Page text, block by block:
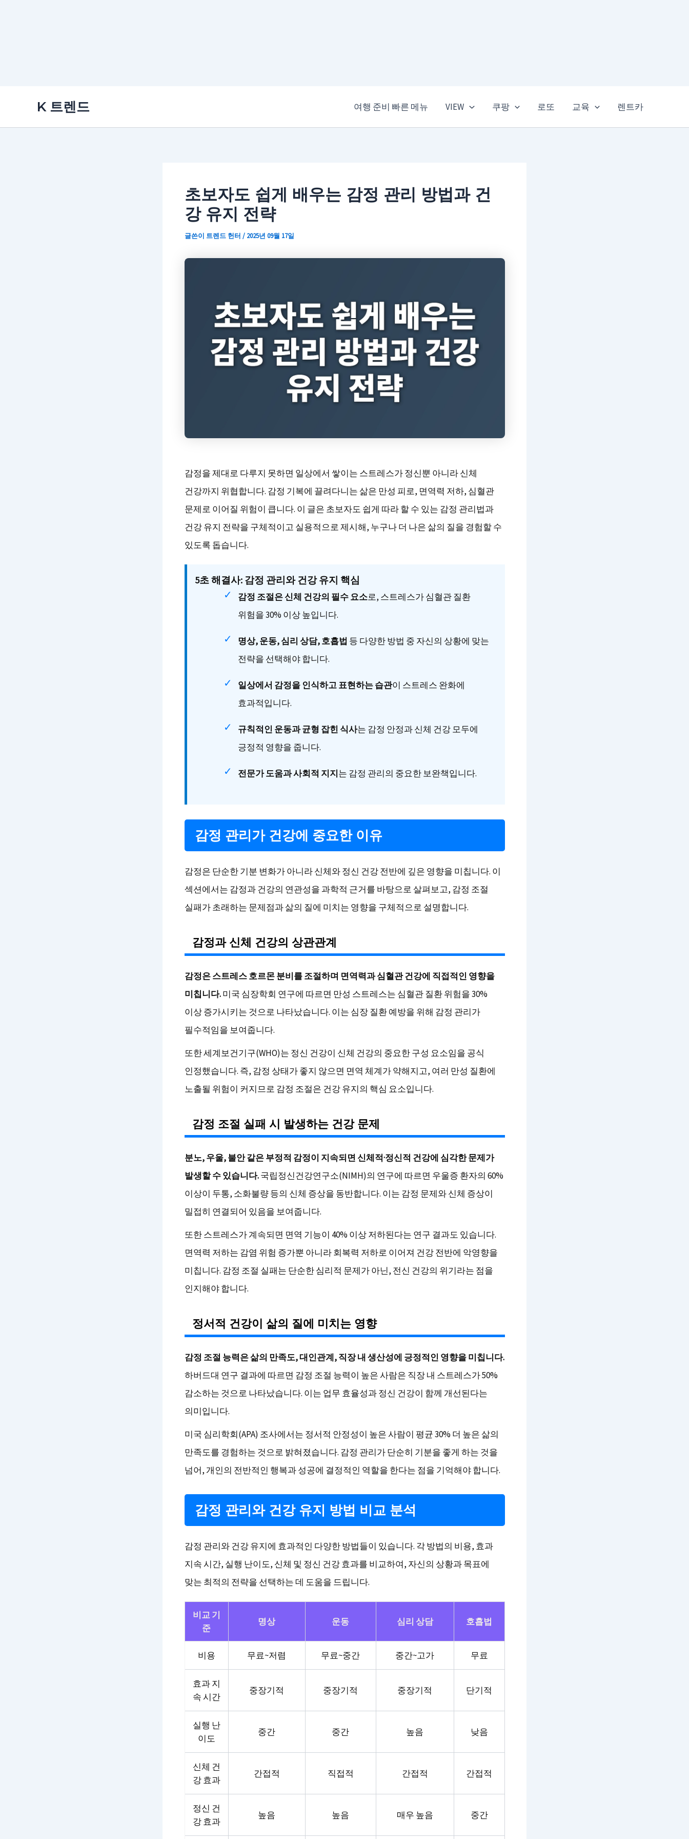
K 트렌드 여행 준비 빠른 메뉴 VIEW 쿠팡 로또 교육 렌트카
초보자도 쉽게 배우는 감정 관리 방법과 건
강 유지 전략
글쓴이 트렌드 헌터 / 2025년 09월 17일
감정을 제대로 다루지 못하면 일상에서 쌓이는 스트레스가 정신뿐 아니라 신체
건강까지 위협합니다. 감정 기복에 끌려다니는 삶은 만성 피로, 면역력 저하, 심혈관
문제로 이어질 위험이 큽니다. 이 글은 초보자도 쉽게 따라 할 수 있는 감정 관리법과
건강 유지 전략을 구체적이고 실용적으로 제시해, 누구나 더 나은 삶의 질을 경험할 수
있도록 돕습니다.
5초 해결사: 감정 관리와 건강 유지 핵심
감정 조절은 신체 건강의 필수 요소로, 스트레스가 심혈관 질환
위험을 30% 이상 높입니다.
명상, 운동, 심리 상담, 호흡법 등 다양한 방법 중 자신의 상황에 맞는
전략을 선택해야 합니다.
일상에서 감정을 인식하고 표현하는 습관이 스트레스 완화에
효과적입니다.
규칙적인 운동과 균형 잡힌 식사는 감정 안정과 신체 건강 모두에
긍정적 영향을 줍니다.
전문가 도움과 사회적 지지는 감정 관리의 중요한 보완책입니다.
감정 관리가 건강에 중요한 이유
감정은 단순한 기분 변화가 아니라 신체와 정신 건강 전반에 깊은 영향을 미칩니다. 이
섹션에서는 감정과 건강의 연관성을 과학적 근거를 바탕으로 살펴보고, 감정 조절
실패가 초래하는 문제점과 삶의 질에 미치는 영향을 구체적으로 설명합니다.
감정과 신체 건강의 상관관계
감정은 스트레스 호르몬 분비를 조절하며 면역력과 심혈관 건강에 직접적인 영향을
미칩니다.미국 심장학회 연구에 따르면 만성 스트레스는 심혈관 질환 위험을 30%
이상 증가시키는 것으로 나타났습니다. 이는 심장 질환 예방을 위해 감정 관리가
필수적임을 보여줍니다.
또한 세계보건기구(WHO)는 정신 건강이 신체 건강의 중요한 구성 요소임을 공식
인정했습니다. 즉, 감정 상태가 좋지 않으면 면역 체계가 약해지고, 여러 만성 질환에
노출될 위험이 커지므로 감정 조절은 건강 유지의 핵심 요소입니다.
감정 조절 실패 시 발생하는 건강 문제
분노, 우울, 불안 같은 부정적 감정이 지속되면 신체적·정신적 건강에 심각한 문제가
발생할 수 있습니다.국립정신건강연구소(NIMH)의 연구에 따르면 우울증 환자의 60%
이상이 두통, 소화불량 등의 신체 증상을 동반합니다. 이는 감정 문제와 신체 증상이
밀접히 연결되어 있음을 보여줍니다.
또한 스트레스가 계속되면 면역 기능이 40% 이상 저하된다는 연구 결과도 있습니다.
면역력 저하는 감염 위험 증가뿐 아니라 회복력 저하로 이어져 건강 전반에 악영향을
미칩니다. 감정 조절 실패는 단순한 심리적 문제가 아닌, 전신 건강의 위기라는 점을
인지해야 합니다.
정서적 건강이 삶의 질에 미치는 영향
감정 조절 능력은 삶의 만족도, 대인관계, 직장 내 생산성에 긍정적인 영향을 미칩니다.
하버드대 연구 결과에 따르면 감정 조절 능력이 높은 사람은 직장 내 스트레스가 50%
감소하는 것으로 나타났습니다. 이는 업무 효율성과 정신 건강이 함께 개선된다는
의미입니다.
미국 심리학회(APA) 조사에서는 정서적 안정성이 높은 사람이 평균 30% 더 높은 삶의
만족도를 경험하는 것으로 밝혀졌습니다. 감정 관리가 단순히 기분을 좋게 하는 것을
넘어, 개인의 전반적인 행복과 성공에 결정적인 역할을 한다는 점을 기억해야 합니다.
감정 관리와 건강 유지 방법 비교 분석
감정 관리와 건강 유지에 효과적인 다양한 방법들이 있습니다. 각 방법의 비용, 효과
지속 시간, 실행 난이도, 신체 및 정신 건강 효과를 비교하여, 자신의 상황과 목표에
맞는 최적의 전략을 선택하는 데 도움을 드립니다.
비교 기
준
명상 운동 심리 상담 호흡법
비용 무료~저렴 무료~중간 중간~고가 무료
효과 지
속 시간
중장기적 중장기적 중장기적 단기적
실행 난
이도
중간 중간 높음 낮음
신체 건
강 효과
간접적 직접적 간접적 간접적
정신 건
강 효과
높음 높음 매우 높음 중간